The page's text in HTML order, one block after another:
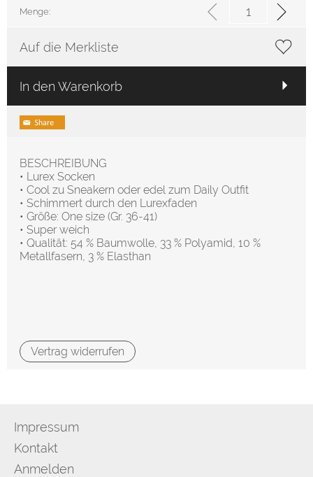
Menge:
Auf die Merkliste
In den Warenkorb
BESCHREIBUNG
• Lurex Socken
• Cool zu Sneakern oder edel zum Daily Outfit
• Schimmert durch den Lurexfaden
• Größe: One size (Gr. 36-41)
• Super weich
• Qualität: 54 % Baumwolle, 33 % Polyamid, 10 %
Metallfasern, 3 % Elasthan
Vertrag widerrufen
Impressum
Kontakt
Anmelden